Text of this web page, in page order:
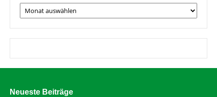
Archiv
Neueste Beiträge